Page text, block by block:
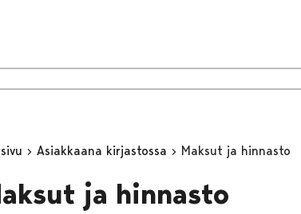
Asiakkaana kirjastossa Maksut ja hinnasto
ja hinnasto